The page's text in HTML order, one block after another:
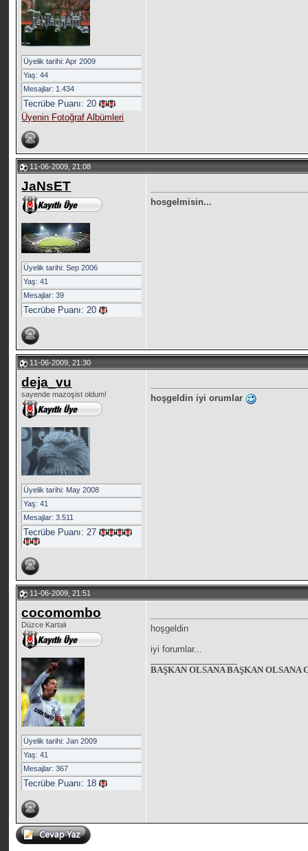
Üyelik tarihi: Apr 2009
Yaş: 44
Mesajlar: 1.434
Tecrübe Puanı:20
Üyenin Fotoğraf Albümleri
11-06-2009, 21:08
JaNsET
Üyelik tarihi: Sep 2006
Yaş: 41
Mesajlar: 39
Tecrübe Puanı:20
hosgelmisin...
11-06-2009, 21:30
deja_vu
sayende mazoşist oldum!
Üyelik tarihi: May 2008
Yaş: 41
Mesajlar: 3.511
Tecrübe Puanı:27
hoşgeldin iyi orumlar
11-06-2009, 21:51
cocomombo
Düzce Kartalı
Üyelik tarihi: Jan 2009
Yaş: 41
Mesajlar: 367
Tecrübe Puanı: 18
hoşgeldin
iyi forumlar...
BAŞKAN OLSANA BAŞKAN